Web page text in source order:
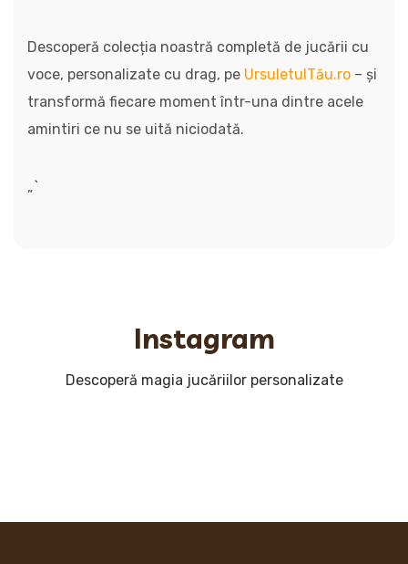
Descoperă colecția noastră completă de jucării cu
voce, personalizate cu drag, pe UrsuletulTău.ro – și
transformă fiecare moment într-una dintre acele
amintiri ce nu se uită niciodată.
„`
Instagram
Descoperă magia jucăriilor personalizate